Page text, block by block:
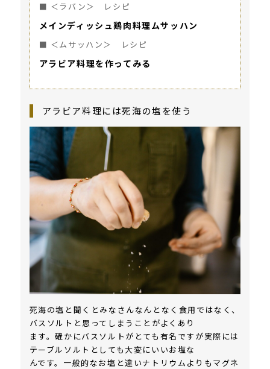
■ ＜ラバン＞ レシピ
メインディッシュ鶏肉料理ムサッハン
■ ＜ムサッハン＞ レシピ
アラビア料理を作ってみる
アラビア料理には死海の塩を使う
死海の塩と聞くとみなさんなんとなく食用ではなく、
バスソルトと思ってしまうことがよくあり
ます。確かにバスソルトがとても有名ですが実際には
テーブルソルトとしても大変にいいお塩な
んです。一般的なお塩と違いナトリウムよりもマグネ